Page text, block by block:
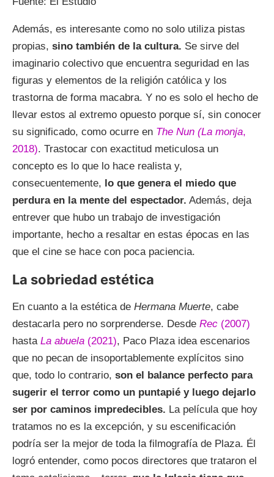
Además, es interesante como no solo utiliza pistas
propias, sino también de la cultura. Se sirve del
imaginario colectivo que encuentra seguridad en las
figuras y elementos de la religión católica y los
trastorna de forma macabra. Y no es solo el hecho de
llevar estos al extremo opuesto porque sí, sin conocer
su significado, como ocurre en The Nun (La monja,
2018). Trastocar con exactitud meticulosa un
concepto es lo que lo hace realista y,
consecuentemente, lo que genera el miedo que
perdura en la mente del espectador. Además, deja
entrever que hubo un trabajo de investigación
importante, hecho a resaltar en estas épocas en las
que el cine se hace con poca paciencia.
La sobriedad estética
En cuanto a la estética de Hermana Muerte, cabe
destacarla pero no sorprenderse. Desde Rec (2007)
hasta La abuela (2021), Paco Plaza idea escenarios
que no pecan de insoportablemente explícitos sino
que, todo lo contrario, son el balance perfecto para
sugerir el terror como un puntapié y luego dejarlo
ser por caminos impredecibles. La película que hoy
tratamos no es la excepción, y su escenificación
podría ser la mejor de toda la filmografía de Plaza. Él
logró entender, como pocos directores que trataron el